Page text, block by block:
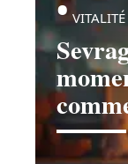
VITALITÉ